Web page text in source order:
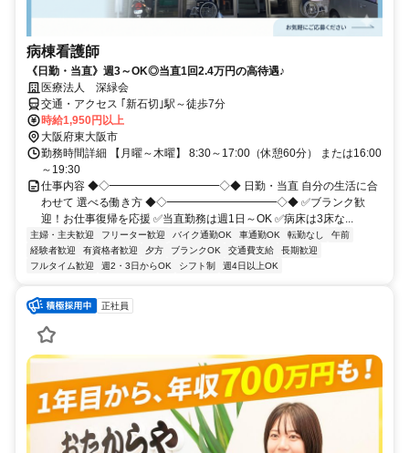
病棟看護師
《日勤・当直》週3～OK◎当直1回2.4万円の高待遇♪
医療法人 深緑会
交通・アクセス ｢新石切｣駅～徒歩7分
時給1,950円以上
大阪府東大阪市
勤務時間詳細 【月曜～木曜】 8:30～17:00（休憩60分） または16:00
～19:30
仕事内容 ◆◇━━━━━━━━━━◇◆ 日勤・当直 自分の生活に合
わせて 選べる働き方 ◆◇━━━━━━━━━━◇◆ ✅ブランク歓
迎！お仕事復帰を応援 ✅当直勤務は週1日～OK ✅病床は3床な...
主婦・主夫歓迎 フリーター歓迎 バイク通勤OK 車通勤OK 転勤なし
午前
経験者歓迎
有資格者歓迎 夕方 ブランクOK 交通費支給
長期歓迎
フルタイム歓迎
週2・3日からOK シフト制 週4日以上OK
正社員